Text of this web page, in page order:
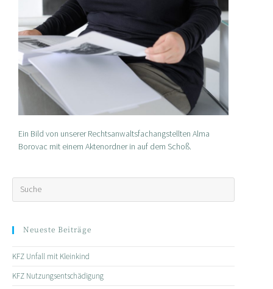
Ein Bild von unserer Rechtsanwaltsfachangstellten Alma
Borovac mit einem Aktenordner in auf dem Schoß.
Neueste Beiträge
KFZ Unfall mit Kleinkind
KFZ Nutzungsentschädigung